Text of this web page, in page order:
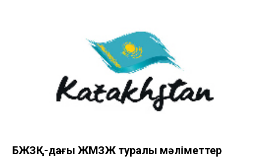
БЖЗҚ-дағы ЖМЗЖ туралы мәліметтер